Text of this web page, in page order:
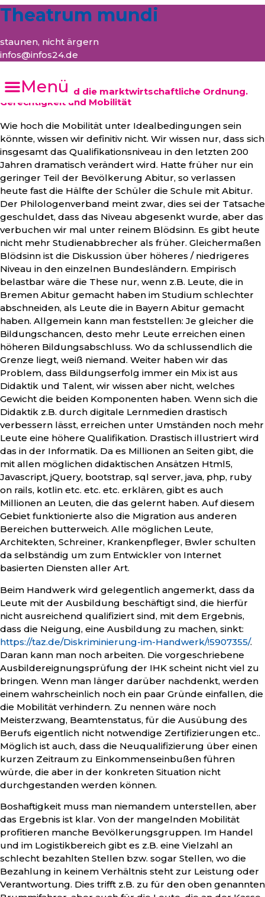
Theatrum mundi
staunen, nicht ärgern
infos@infos24.de
Menü
Die Leistung und die marktwirtschaftliche Ordnung.
Gerechtigkeit und Mobilität
Wie hoch die Mobilität unter Idealbedingungen sein
könnte, wissen wir definitiv nicht. Wir wissen nur, dass sich
insgesamt das Qualifikationsniveau in den letzten 200
Jahren dramatisch verändert wird. Hatte früher nur ein
geringer Teil der Bevölkerung Abitur, so verlassen
heute fast die Hälfte der Schüler die Schule mit Abitur.
Der Philologenverband meint zwar, dies sei der Tatsache
geschuldet, dass das Niveau abgesenkt wurde, aber das
verbuchen wir mal unter reinem Blödsinn. Es gibt heute
nicht mehr Studienabbrecher als früher. Gleichermaßen
Blödsinn ist die Diskussion über höheres / niedrigeres
Niveau in den einzelnen Bundesländern. Empirisch
belastbar wäre die These nur, wenn z.B. Leute, die in
Bremen Abitur gemacht haben im Studium schlechter
abschneiden, als Leute die in Bayern Abitur gemacht
haben. Allgemein kann man feststellen: Je gleicher die
Bildungschancen, desto mehr Leute erreichen einen
höheren Bildungsabschluss. Wo da schlussendlich die
Grenze liegt, weiß niemand. Weiter haben wir das
Problem, dass Bildungserfolg immer ein Mix ist aus
Didaktik und Talent, wir wissen aber nicht, welches
Gewicht die beiden Komponenten haben. Wenn sich die
Didaktik z.B. durch digitale Lernmedien drastisch
verbessern lässt, erreichen unter Umständen noch mehr
Leute eine höhere Qualifikation. Drastisch illustriert wird
das in der Informatik. Da es Millionen an Seiten gibt, die
mit allen möglichen didaktischen Ansätzen Html5,
Javascript, jQuery, bootstrap, sql server, java, php, ruby
on rails, kotlin etc. etc. etc. erklären, gibt es auch
Millionen an Leuten, die das gelernt haben. Auf diesem
Gebiet funktionierte also die Migration aus anderen
Bereichen butterweich. Alle möglichen Leute,
Architekten, Schreiner, Krankenpfleger, Bwler schulten
da selbständig um zum Entwickler von Internet
basierten Diensten aller Art.
Beim Handwerk wird gelegentlich angemerkt, dass da
Leute mit der Ausbildung beschäftigt sind, die hierfür
nicht ausreichend qualifiziert sind, mit dem Ergebnis,
dass die Neigung, eine Ausbildung zu machen, sinkt:
https://taz.de/Diskriminierung-im-Handwerk/!5907355/.
Daran kann man noch arbeiten. Die vorgeschriebene
Ausbildereignungsprüfung der IHK scheint nicht viel zu
bringen. Wenn man länger darüber nachdenkt, werden
einem wahrscheinlich noch ein paar Gründe einfallen, die
die Mobilität verhindern. Zu nennen wäre noch
Meisterzwang, Beamtenstatus, für die Ausübung des
Berufs eigentlich nicht notwendige Zertifizierungen etc..
Möglich ist auch, dass die Neuqualifizierung über einen
kurzen Zeitraum zu Einkommenseinbußen führen
würde, die aber in der konkreten Situation nicht
durchgestanden werden können.
Boshaftigkeit muss man niemandem unterstellen, aber
das Ergebnis ist klar. Von der mangelnden Mobilität
profitieren manche Bevölkerungsgruppen. Im Handel
und im Logistikbereich gibt es z.B. eine Vielzahl an
schlecht bezahlten Stellen bzw. sogar Stellen, wo die
Bezahlung in keinem Verhältnis steht zur Leistung oder
Verantwortung. Dies trifft z.B. zu für den oben genannten